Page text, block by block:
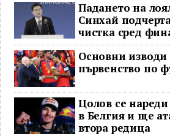
Падането на
Синхай
чистка сред
Китай
Основни изводи
първенство по
Цолов се
в Белгия и ще
втора редица